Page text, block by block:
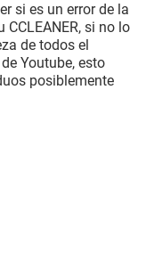
si es un error de la
si no lo
de todos el
Youtube, esto
posiblemente